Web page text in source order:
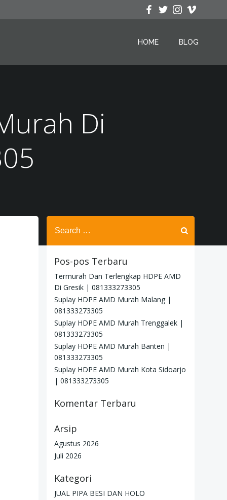
HOME BLOG
Di
Search
for:
Pos-pos Terbaru
Termurah Dan Terlengkap HDPE AMD
Di Gresik | 081333273305
Suplay HDPE AMD Murah Malang |
081333273305
Suplay HDPE AMD Murah Trenggalek |
081333273305
Suplay HDPE AMD Murah Banten |
081333273305
Suplay HDPE AMD Murah Kota Sidoarjo
| 081333273305
Komentar Terbaru
Arsip
Agustus 2026
Juli 2026
Kategori
JUAL PIPA BESI DAN HOLO